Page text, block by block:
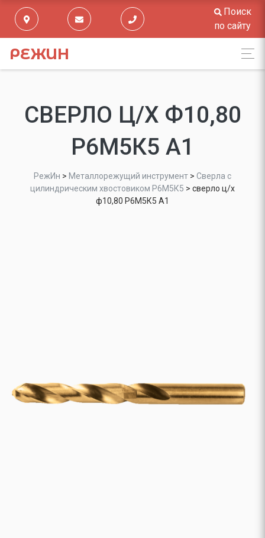
Поиск
по сайту
РЕЖИН
СВЕРЛО Ц/Х Ф10,80
Р6М5К5 А1
РежИн > Металлорежущий инструмент > Сверла с
цилиндрическим хвостовиком Р6М5К5 > сверло ц/х
ф10,80 Р6М5К5 А1